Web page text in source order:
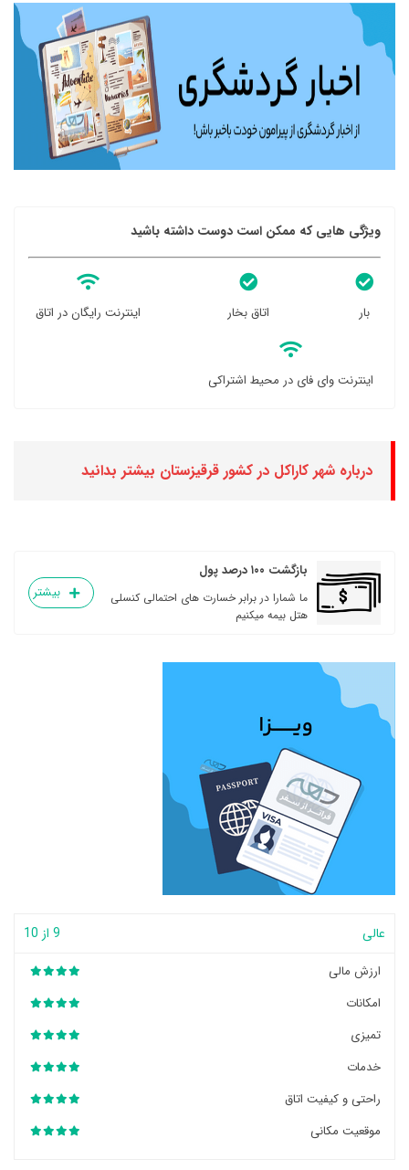
ویژگی هایی که ممکن است دوست داشته باشید
بار اتاق بخار اینترنت رایگان در اتاق
اینترنت وای فای در محیط اشتراکی
درباره شهر کاراکل در کشور قرقیزستان بیشتر بدانید
بازگشت ۱۰۰ درصد پول
ما شمارا در برابر خسارت های احتمالی کنسلی
هتل بیمه میکنیم
بیشتر
عالی 9 از 10
ارزش مالی
امکانات
تمیزی
خدمات
راحتی و کیفیت اتاق
موقعیت مکانی